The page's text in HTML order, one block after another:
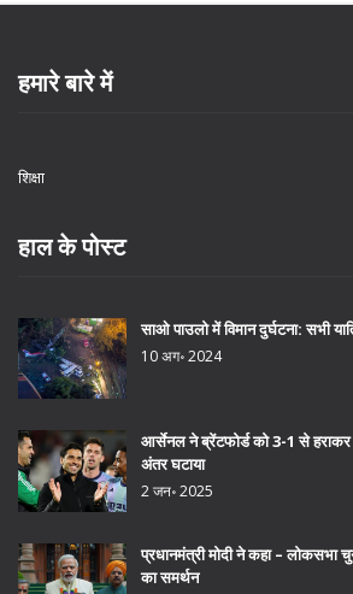
हमारे बारे में
शिक्षा
हाल के पोस्ट
साओ पाउलो में विमान दुर्घटना: सभी
10 अग॰ 2024
आर्सेनल ने ब्रेंटफोर्ड को 3-1 से हराकर
अंतर घटाया
2 जन॰ 2025
प्रधानमंत्री मोदी ने कहा – लोकसभा
का समर्थन